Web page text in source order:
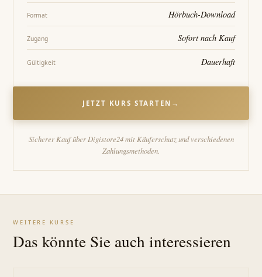
Format Hörbuch-Download
Zugang Sofort nach Kauf
Gültigkeit Dauerhaft
JETZT KURS STARTEN →
Sicherer Kauf über Digistore24 mit Käuferschutz und verschiedenen
Zahlungsmethoden.
WEITERE KURSE
Das könnte Sie auch interessieren